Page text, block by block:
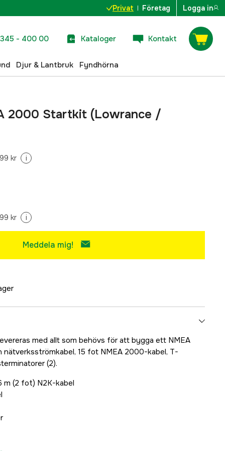
Privat Företag Logga in
- 400 00 Kataloger Kontakt
Djur & Lantbruk Fyndhörna
2000 Startkit (Lowrance /
kr i
kr i
Meddela mig!
med allt som behövs för att bygga ett NMEA
nätverksströmkabel, 15 fot NMEA 2000-kabel, T-
(2).
m (2 fot) N2K-kabel